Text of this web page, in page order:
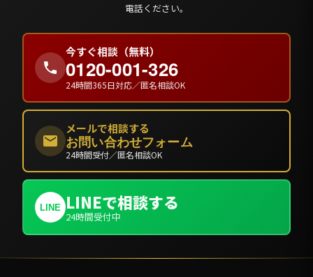
電話ください。
今すぐ相談（無料）
0120-001-326
24時間365日対応／匿名相談OK
メールで相談する
お問い合わせフォーム
24時間受付／匿名相談OK
LINE LINEで相談する
24時間受付中